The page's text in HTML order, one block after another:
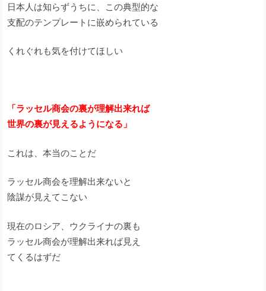
日本人は知らずうちに、この典型的な
支配のテンプレートに嵌められている
くれぐれも気を付けてほしい
「ラッセル商会の裏が理解出来れば
世界の裏が見えるようになる」
これは、本当のことだ
ラッセル商会を理解出来ないと
陰謀が見えてこない
現在のロシア、ウクライナの裏も
ラッセル商会が理解出来れば見え
てくるはずだ